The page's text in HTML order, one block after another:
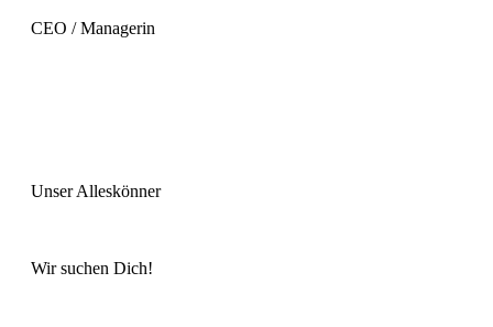
CEO / Managerin
Unser Alleskönner
Wir suchen Dich!